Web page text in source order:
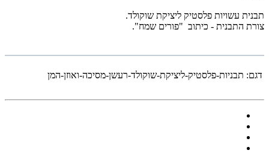
תבנית עשויות פלסטיק ליציקת שוקולד.
צורת התבנית - כיתוב "פורים שמח".
דגם: תבניות-פלסטיק-ליציקת-שוקולד-רעשן-מסיכה-ואוזן-המן